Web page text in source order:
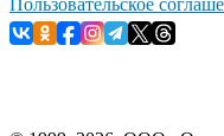
Пользовательское